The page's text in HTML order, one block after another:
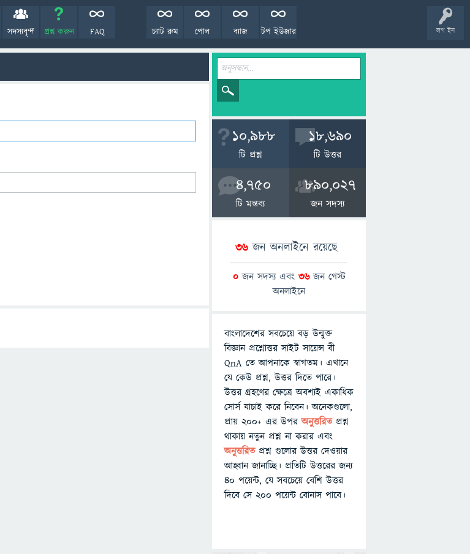
লগ ইন
সদস্যবৃন্দ প্রশ্ন করুন FAQ টপ ইউজার
ব্যাজ
পোল
চ্যাট রুম
10,988
টি প্রশ্ন
18,690
টি উত্তর
4,750
টি মন্তব্য
890,027
জন সদস্য
36 জন অনলাইনে রয়েছে
0জন সদস্য এবং 36জন গেস্ট
অনলাইনে
বাংলাদেশের সবচেয়ে বড় উন্মুক্ত
বিজ্ঞান প্রশ্নোত্তর সাইট সায়েন্স বী
QnA তে আপনাকে স্বাগতম। এখানে
যে কেউ প্রশ্ন, উত্তর দিতে পারে।
উত্তর গ্রহণের ক্ষেত্রে অবশ্যই একাধিক
সোর্স যাচাই করে নিবেন। অনেকগুলো,
প্রায় ২০০+ এর উপরঅনুত্তরিতপ্রশ্ন
থাকায় নতুন প্রশ্ন না করার এবং
অনুত্তরিত প্রশ্ন গুলোর উত্তর দেওয়ার
আহ্বান জানাচ্ছি। প্রতিটি উত্তরের জন্য
৪০ পয়েন্ট, যে সবচেয়ে বেশি উত্তর
দিবে সে ২০০ পয়েন্ট বোনাস পাবে।